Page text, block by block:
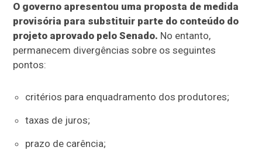
O governo apresentou uma proposta de medida
provisória para substituir parte do conteúdo do
projeto aprovado pelo Senado. No entanto,
permanecem divergências sobre os seguintes
pontos:
critérios para enquadramento dos produtores;
taxas de juros;
prazo de carência;